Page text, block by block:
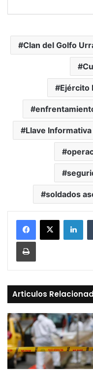
Clan del Golfo
Ejército
Llave Informativa
soldados
Print
Articulos